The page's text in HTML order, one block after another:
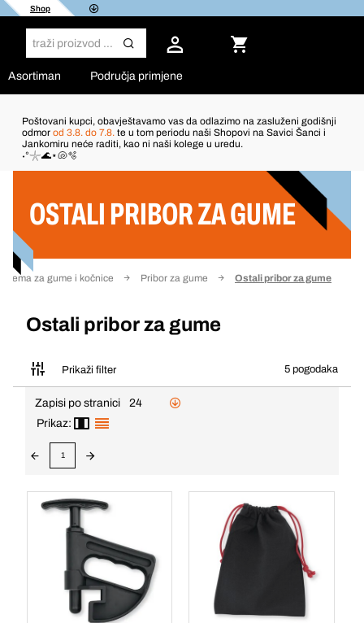
Shop
Asortiman Područja primjene
Poštovani kupci, obavještavamo vas da odlazimo na zasluženi godišnji
odmor od 3.8. do 7.8. te u tom periodu naši Shopovi na Savici Šanci i
Jankomiru neće raditi, kao ni naši kolege u uredu.
˖°𓇼🌊⋆🐚🫧
OSTALI PRIBOR ZA GUME
za gume i kočnice Pribor za gume Ostali pribor za gume
Ostali pribor za gume
Prikaži filter 5 pogodaka
Filter
Zapisi po stranici
24
Prikaz:
1